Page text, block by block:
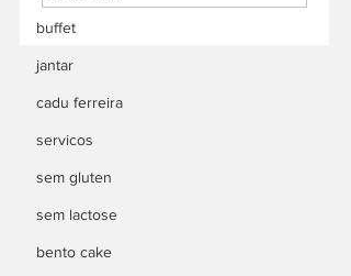
buffet
jantar
cadu ferreira
servicos
sem gluten
sem lactose
bento cake